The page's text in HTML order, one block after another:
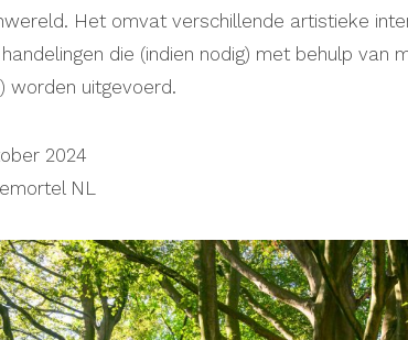
Het omvat verschillende artistieke
die (indien nodig) met behulp van
worden uitgevoerd.
2024
NL